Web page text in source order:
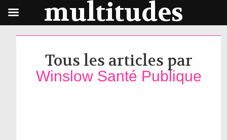
Tous les articles par
Winslow Santé Publique
multitudes